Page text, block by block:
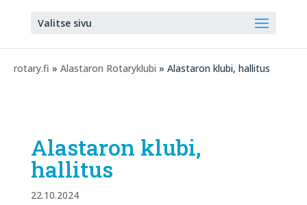
Valitse sivu
rotary.fi » Alastaron Rotaryklubi » Alastaron klubi, hallitus
Alastaron klubi,
hallitus
22.10.2024